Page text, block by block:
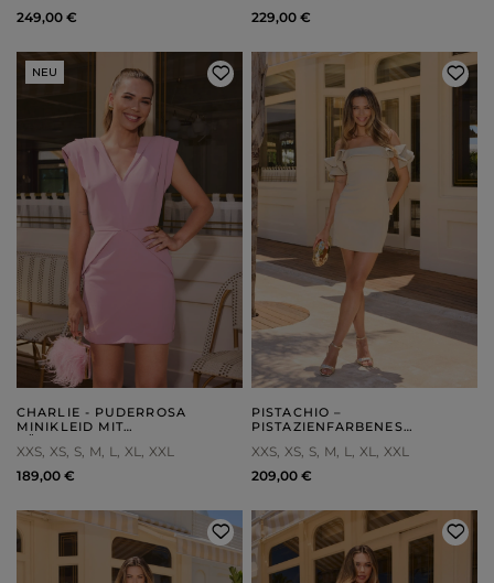
249,00 €
229,00 €
NEU
CHARLIE - PUDERROSA
MINIKLEID MIT
XXS XS S M L XL
XXL
189,00 €
PISTACHIO –
PISTAZIENFARBENES
XXS XS S M L XL
XXL
209,00 €